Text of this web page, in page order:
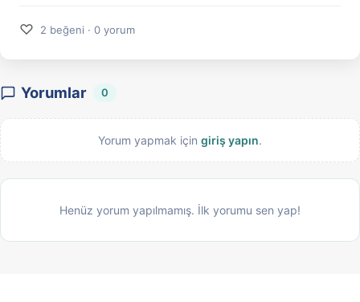
♡ 2 beğeni · 0 yorum
Yorumlar 0
Yorum yapmak için giriş yapın.
Henüz yorum yapılmamış. İlk yorumu sen yap!